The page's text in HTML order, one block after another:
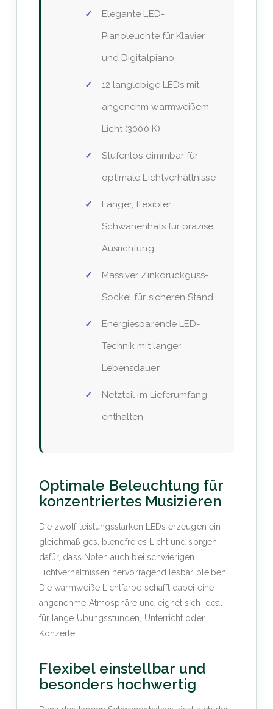
Elegante LED-
Pianoleuchte für Klavier
und Digitalpiano
12 langlebige LEDs mit
angenehm warmweißem
Licht (3000 K)
Stufenlos dimmbar für
optimale Lichtverhältnisse
Langer, flexibler
Schwanenhals für präzise
Ausrichtung
Massiver Zinkdruckguss-
Sockel für sicheren Stand
Energiesparende LED-
Technik mit langer
Lebensdauer
Netzteil im Lieferumfang
enthalten
Optimale Beleuchtung für
konzentriertes Musizieren
Die zwölf leistungsstarken LEDs erzeugen ein
gleichmäßiges, blendfreies Licht und sorgen
dafür, dass Noten auch bei schwierigen
Lichtverhältnissen hervorragend lesbar bleiben.
Die warmweiße Lichtfarbe schafft dabei eine
angenehme Atmosphäre und eignet sich ideal
für lange Übungsstunden, Unterricht oder
Konzerte.
Flexibel einstellbar und
besonders hochwertig